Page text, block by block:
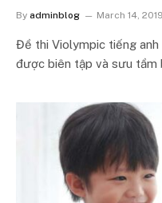
By adminblog March 14, 2019
Đề thi Violympic tiếng anh
được biên tập và sưu tầm